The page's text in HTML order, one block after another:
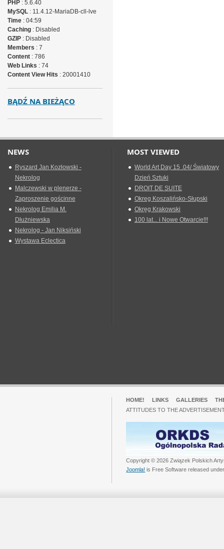
PHP: 5.6.40
MySQL: 11.4.12-MariaDB-cll-lve
Time: 04:59
Caching: Disabled
GZIP: Disabled
Members : 7
Content: 786
Web Links : 74
Content View Hits : 20001410
BĄDŹ NA BIEŻĄCO
NEWS
Ryszard Jan Kozłowski -
Nekrolog
Malczewski w plenerze -
Zaproszenie gościnne
Nekrolog Emilia M.
Dłużniewska
Nekrolog - Jan Niksiński
Wystawa Eclectica
MOST VIEWED
World Art Day 15 .04/ Światowy
Dzień Sztuki
DROIT DE SUITE
Okreg Koszalińsko-Słupski
Okręg Krakowski
100 lat... i Nowe Otwarcie!!!
HOME! LINKS GALLERIES
ATTITUDES TO THE
Copyright © 2026 Związek Polskich
Joomla! is Free Software released